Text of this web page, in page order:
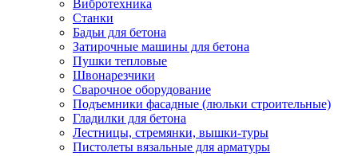
Вибротехника
Станки
Бадьи для бетона
Затирочные машины для бетона
Пушки тепловые
Швонарезчики
Сварочное оборудование
Подъемники фасадные (люльки строительные)
Гладилки для бетона
Лестницы, стремянки, вышки-туры
Пистолеты вязальные для арматуры